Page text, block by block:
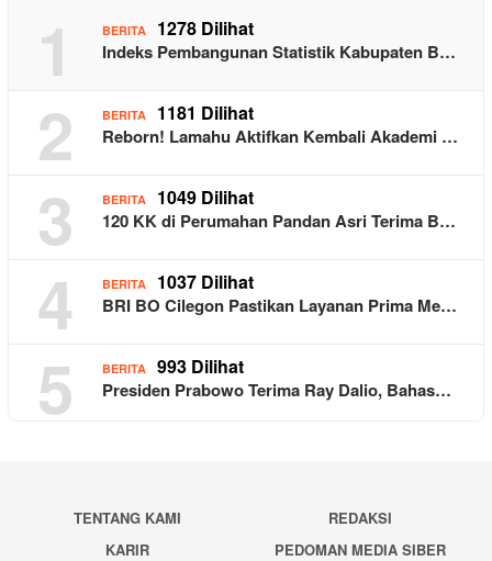
1 BERITA 1278 Dilihat
Indeks Pembangunan Statistik Kabupaten B…
2 BERITA 1181 Dilihat
Reborn! Lamahu Aktifkan Kembali Akademi …
3 BERITA 1049 Dilihat
120 KK di Perumahan Pandan Asri Terima B…
4 BERITA 1037 Dilihat
BRI BO Cilegon Pastikan Layanan Prima Me…
5 BERITA 993 Dilihat
Presiden Prabowo Terima Ray Dalio, Bahas…
TENTANG KAMI
REDAKSI
KARIR
PEDOMAN MEDIA SIBER